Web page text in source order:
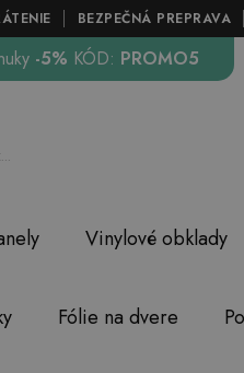
BEZPEČNÁ PREPRAVA
-5% KÓD: PROMO5
Vinylové obklady
Fólie na dvere